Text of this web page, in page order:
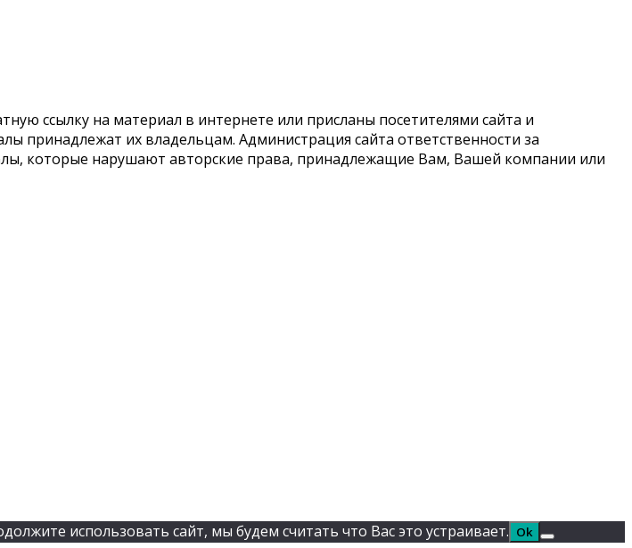
ссылку на материал в интернете или присланы посетителями сайта и
принадлежат их владельцам. Администрация сайта ответственности за
которые нарушают авторские права, принадлежащие Вам, Вашей компании или
использовать сайт, мы будем считать что Вас это устраивает. Ok